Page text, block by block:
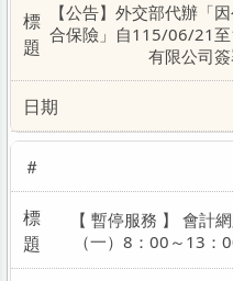
財務資訊公開專區
SOP 標準作業程序
Q&A專
【公告】外交部代辦「
合保險」自115/06/21
有限公司簽
【 暫停服務 】 會計
（一）8：00～13：